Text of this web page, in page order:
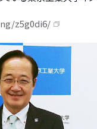
z5g0di6/